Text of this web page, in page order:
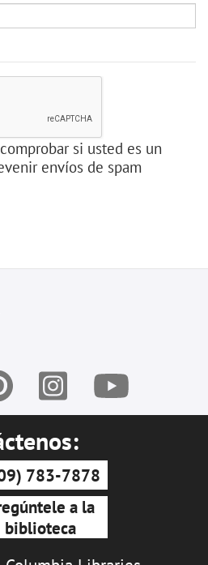
si usted es un
envíos de spam
783-7878
a la
biblioteca